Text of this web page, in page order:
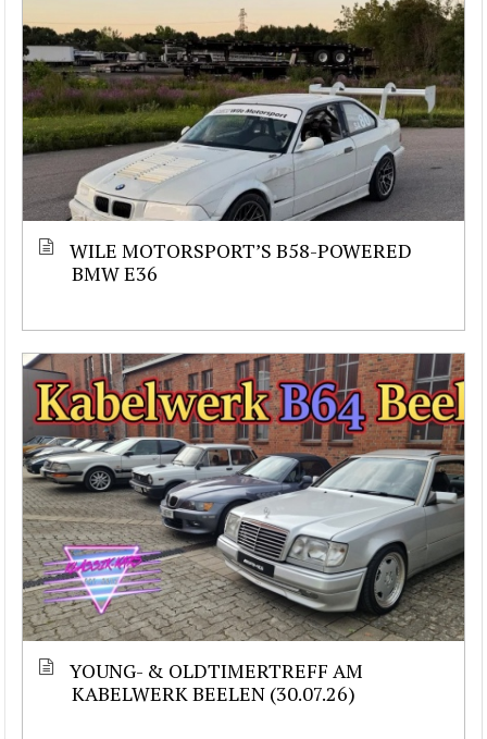
WILE MOTORSPORT’S B58-POWERED
BMW E36
YOUNG- & OLDTIMERTREFF AM
KABELWERK BEELEN (30.07.26)